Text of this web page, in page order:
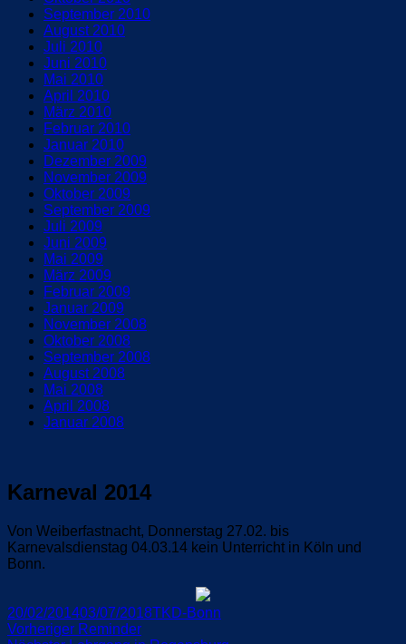
September 2010
August 2010
Juli 2010
Juni 2010
Mai 2010
April 2010
März 2010
Februar 2010
Januar 2010
Dezember 2009
November 2009
Oktober 2009
September 2009
Juli 2009
Juni 2009
Mai 2009
März 2009
Februar 2009
Januar 2009
November 2008
Oktober 2008
September 2008
August 2008
Mai 2008
April 2008
Januar 2008
Karneval 2014
Von Weiberfastnacht, Donnerstag 27.02. bis
Karnevalsdienstag 04.03.14 kein Unterricht in Köln und
Bonn.
Veröffentlicht
am
20/02/201403/07/2018Autor
TKD-Bonn
Beitragsnavigation
Vorheriger Vorheriger
Reminder